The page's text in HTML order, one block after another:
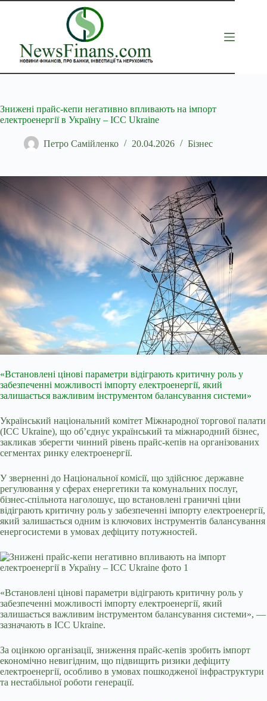
Перейти
Знижені прайс-кепи негативно впливають на імпорт
електроенергії в Україну – ICC Ukraine
Петро Самійленко 20.04.2026 Бізнес
«Встановлені цінові параметри відіграють критичну роль у
забезпеченні можливості імпорту електроенергії, який
залишається важливим інструментом балансування системи»
Український національний комітет Міжнародної торгової палати
(ICC Ukraine), що об’єднує український та міжнародний бізнес,
закликав зберегти чинний рівень прайс-кепів на організованих
сегментах ринку електроенергії.
У зверненні до Національної комісії, що здійснює державне
регулювання у сферах енергетики та комунальних послуг,
бізнес-спільнота наголошує, що встановлені граничні ціни
відіграють критичну роль у забезпеченні імпорту електроенергії,
який залишається одним із ключових інструментів балансування
енергосистеми в умовах дефіциту потужностей.
«Встановлені цінові параметри відіграють критичну роль у
забезпеченні можливості імпорту електроенергії, який
залишається важливим інструментом балансування системи», —
зазначають в ICC Ukraine.
За оцінкою організації, зниження прайс-кепів зробить імпорт
економічно невигідним, що підвищить ризики дефіциту
електроенергії, особливо в умовах пошкодженої інфраструктури
та нестабільної роботи генерації.